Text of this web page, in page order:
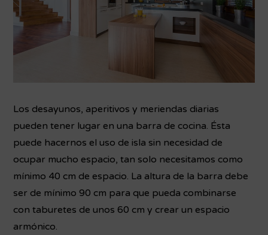
Los desayunos, aperitivos y meriendas diarias
pueden tener lugar en una barra de cocina. Ésta
puede hacernos el uso de isla sin necesidad de
ocupar mucho espacio, tan solo necesitamos como
mínimo 40 cm de espacio. La altura de la barra debe
ser de mínimo 90 cm para que pueda combinarse
con taburetes de unos 60 cm y crear un espacio
armónico.